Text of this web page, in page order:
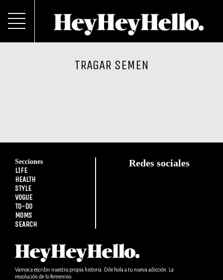
TRAGAR SEMEN
Secciones
LIFE
HEALTH
STYLE
VOGUE
TO-DO
MOMS
SEARCH
Redes sociales
Vamos a escribir nuestra propia historia. Dile hola a tu nueva adicción. La
revolución de lo femenino.